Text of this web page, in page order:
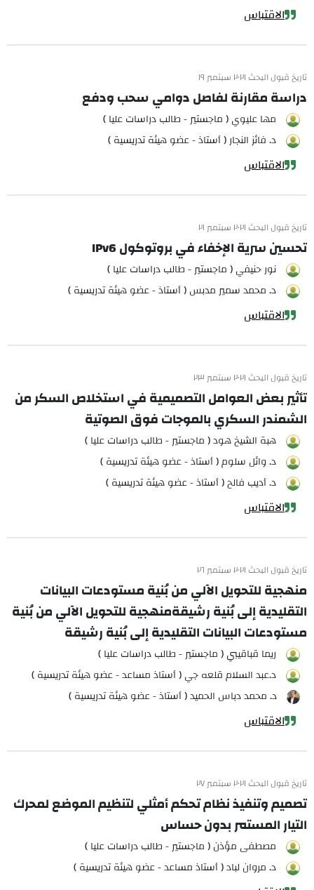
الاقتباس
تاريخ قبول البحث ٢٠٢١ سبتمبر ١٩
دراسة مقارنة لفاصل دوامي سحب ودفع
مها عليوي ( ماجستير - طالب دراسات عليا )
د. فائز النجار ( أستاذ - عضو هيئة تدريسية )
الاقتباس
تاريخ قبول البحث ٢٠٢١ سبتمبر ٢١
تحسين سرية الإخفاء في بروتوكول IPv6
نور حنيفي ( ماجستير - طالب دراسات عليا )
د. محمد سمير مدبس ( أستاذ - عضو هيئة تدريسية )
الاقتباس
تاريخ قبول البحث ٢٠٢١ سبتمبر ٢٣
تأثير بعض العوامل التصميمية في استخلاص السكر من
الشمندر السكري بالموجات فوق الصوتية
هبة الشيخ هود ( ماجستير - طالب دراسات عليا )
د. وائل سلوم ( أستاذ - عضو هيئة تدريسية )
د. أديب فالح ( أستاذ - عضو هيئة تدريسية )
الاقتباس
تاريخ قبول البحث ٢٠٢١ سبتمبر ٢٦
منهجية للتحويل الآلي من بُنية مستودعات البيانات
التقليدية إلى بُنية رشيقةمنهجية للتحويل الآلي من بُنية
مستودعات البيانات التقليدية إلى بُنية رشيقة
ريما قباقيبي ( ماجستير - طالب دراسات عليا )
د.عبد السلام قلعه جي ( أستاذ مساعد - عضو هيئة تدريسية )
د. محمد دباس الحميد ( أستاذ - عضو هيئة تدريسية )
الاقتباس
تاريخ قبول البحث ٢٠٢١ سبتمبر ٢٧
تصميم وتنفيذ نظام تحكم أمثلي لتنظيم الموضع لمحرك
التيار المستمر بدون حساس
مصطفى مؤذن ( ماجستير - طالب دراسات عليا )
د. مروان لباد ( أستاذ مساعد - عضو هيئة تدريسية )